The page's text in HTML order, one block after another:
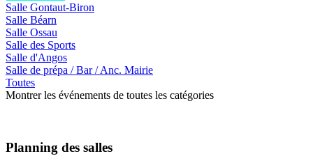
Salle Gontaut-Biron
Salle Béarn
Salle Ossau
Salle des Sports
Salle d'Angos
Salle de prépa / Bar / Anc. Mairie
Toutes
Montrer les événements de toutes les catégories
Planning des salles